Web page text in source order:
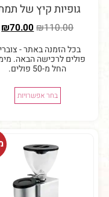
קיץ של תמתי
₪70.00
הזמנה באתר - צוברים
לרכישה הבאה. מימוש
בחר אפשרויות
מבצע!